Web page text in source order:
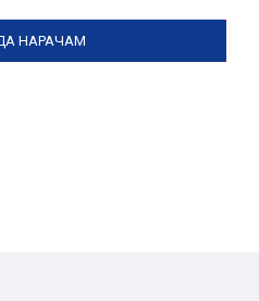
НАРАЧАМ